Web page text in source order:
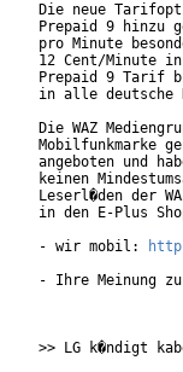
Die neue
Prepaid 9 hinzu
pro Minute
12 Cent/Minute
Prepaid 9 Tarif
in alle deutsche
Die WAZ
Mobilfunkmarke
angeboten und
keinen
Leserl�den der
in den E-Plus
- wir mobil:
- Ihre Meinung zu
>> LG k�ndigt